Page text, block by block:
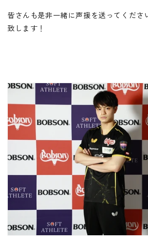
皆さんも是非一緒に声援を送ってくださ
致します！